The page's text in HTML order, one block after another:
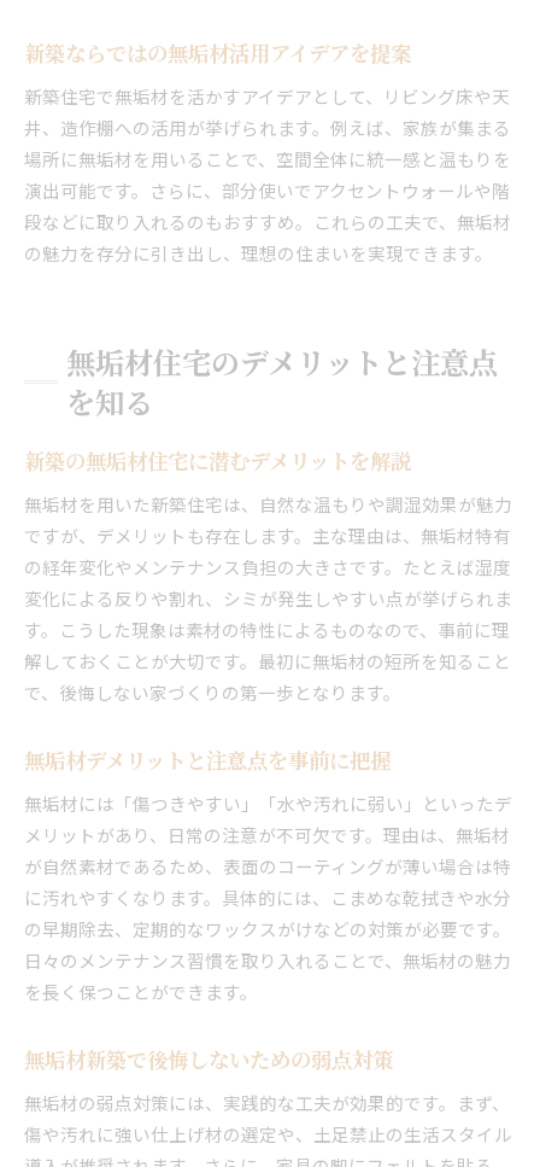
新築ならではの無垢材活用アイデアを提案
新築住宅で無垢材を活かすアイデアとして、リビング床や天
井、造作棚への活用が挙げられます。例えば、家族が集まる
場所に無垢材を用いることで、空間全体に統一感と温もりを
演出可能です。さらに、部分使いでアクセントウォールや階
段などに取り入れるのもおすすめ。これらの工夫で、無垢材
の魅力を存分に引き出し、理想の住まいを実現できます。
無垢材住宅のデメリットと注意点
を知る
新築の無垢材住宅に潜むデメリットを解説
無垢材を用いた新築住宅は、自然な温もりや調湿効果が魅力
ですが、デメリットも存在します。主な理由は、無垢材特有
の経年変化やメンテナンス負担の大きさです。たとえば湿度
変化による反りや割れ、シミが発生しやすい点が挙げられま
す。こうした現象は素材の特性によるものなので、事前に理
解しておくことが大切です。最初に無垢材の短所を知ること
で、後悔しない家づくりの第一歩となります。
無垢材デメリットと注意点を事前に把握
無垢材には「傷つきやすい」「水や汚れに弱い」といったデ
メリットがあり、日常の注意が不可欠です。理由は、無垢材
が自然素材であるため、表面のコーティングが薄い場合は特
に汚れやすくなります。具体的には、こまめな乾拭きや水分
の早期除去、定期的なワックスがけなどの対策が必要です。
日々のメンテナンス習慣を取り入れることで、無垢材の魅力
を長く保つことができます。
無垢材新築で後悔しないための弱点対策
無垢材の弱点対策には、実践的な工夫が効果的です。まず、
傷や汚れに強い仕上げ材の選定や、土足禁止の生活スタイル